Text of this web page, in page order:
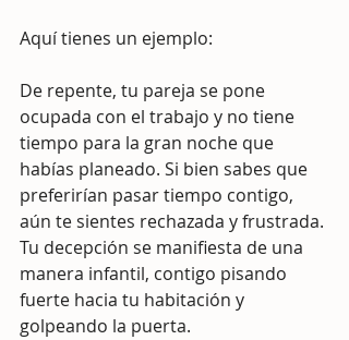
Aquí tienes un ejemplo:
De repente, tu pareja se pone
ocupada con el trabajo y no tiene
tiempo para la gran noche que
habías planeado. Si bien sabes que
preferirían pasar tiempo contigo,
aún te sientes rechazada y frustrada.
Tu decepción se manifiesta de una
manera infantil, contigo pisando
fuerte hacia tu habitación y
golpeando la puerta.